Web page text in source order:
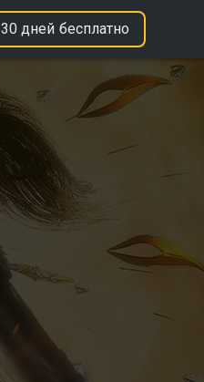
30 дней бесплатно